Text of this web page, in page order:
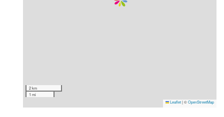
2 km
1 mi
Leaflet|©OpenStreetMap